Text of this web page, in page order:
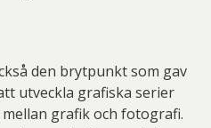
den brytpunkt som gav
utveckla grafiska serier
grafik och fotografi.